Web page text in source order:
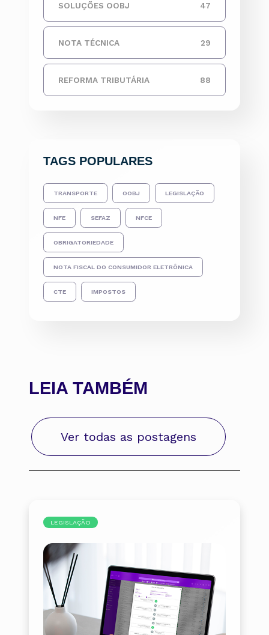
SOLUÇÕES OOBJ 47
NOTA TÉCNICA 29
REFORMA TRIBUTÁRIA 88
TAGS POPULARES
TRANSPORTE OOBJ LEGISLAÇÃO
NFE SEFAZ NFCE
OBRIGATORIEDADE
NOTA FISCAL DO CONSUMIDOR ELETRÔNICA
CTE IMPOSTOS
LEIA TAMBÉM
Ver todas as postagens
LEGISLAÇÃO